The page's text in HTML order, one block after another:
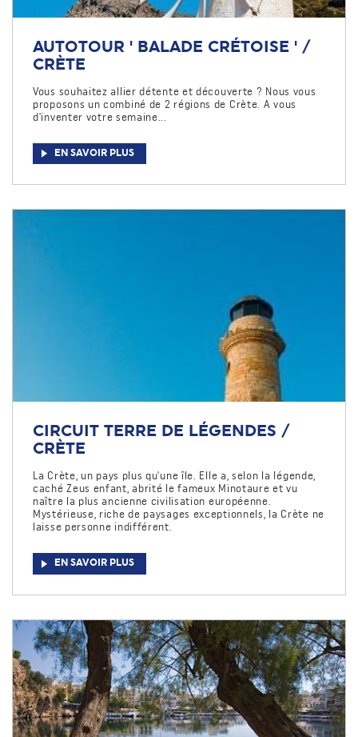
AUTOTOUR ' BALADE CRÉTOISE ' /
CRÈTE
Vous souhaitez allier détente et découverte ? Nous vous
proposons un combiné de 2 régions de Crète. A vous
d'inventer votre semaine...
EN SAVOIR PLUS
CIRCUIT TERRE DE LÉGENDES /
CRÈTE
La Crète, un pays plus qu'une île. Elle a, selon la légende,
caché Zeus enfant, abrité le fameux Minotaure et vu
naître la plus ancienne civilisation européenne.
Mystérieuse, riche de paysages exceptionnels, la Crète ne
laisse personne indifférent.
EN SAVOIR PLUS